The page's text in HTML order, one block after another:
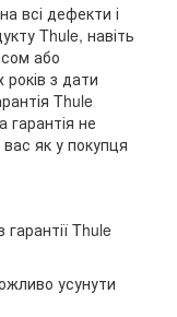
всі дефекти і
Thule, навіть
або
з дати
Thule
не
як у покупця
Thule
усунути